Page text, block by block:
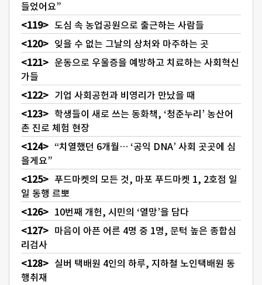
들었어요”
도심 속 농업공원으로 출근하는 사람들
잊을 수 없는 그날의 상처와 마주하는 곳
운동으로 우울증을 예방하고 치료하는 사회혁신
가들
기업 사회공헌과 비영리가 만났을 때
학생들이 새로 쓰는 동화책, ‘청춘누리’ 농산어
촌 진로 체험 현장
“치열했던 6개월… ‘공익 DNA’ 사회 곳곳에 심
을게요”
푸드마켓의 모든 것, 마포 푸드마켓 1, 2호점 일
일 동행 르뽀
10번째 개헌, 시민의 ‘열망’을 담다
마음이 아픈 어른 4명 중 1명, 문턱 높은 종합심
리검사
실버 택배원 4인의 하루, 지하철 노인택배원 동
행취재